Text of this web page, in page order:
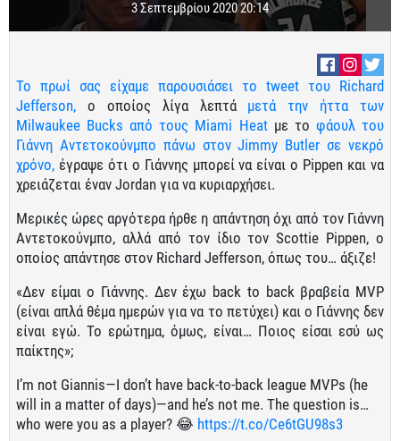
3 Σεπτεμβρίου 2020 20:14
Το πρωί σας είχαμε παρουσιάσει το tweet του Richard
Jefferson, ο οποίος λίγα λεπτά μετά την ήττα των
Milwaukee Bucks από τους Miami Heatμε το φάουλ του
Γιάννη Αντετοκούνμπο πάνω στον Jimmy Butler σε νεκρό
χρόνο, έγραψε ότι ο Γιάννης μπορεί να είναι ο Pippen και να
χρειάζεται έναν Jordan για να κυριαρχήσει.
Μερικές ώρες αργότερα ήρθε η απάντηση όχι από τον Γιάννη
Αντετοκούνμπο, αλλά από τον ίδιο τον Scottie Pippen, ο
οποίος απάντησε στον Richard Jefferson, όπως του… άξιζε!
«Δεν είμαι ο Γιάννης. Δεν έχω back to back βραβεία MVP
(είναι απλά θέμα ημερών για να το πετύχει) και ο Γιάννης δεν
είναι εγώ. Το ερώτημα, όμως, είναι… Ποιος είσαι εσύ ως
παίκτης»;
I’m not Giannis—I don’t have back-to-back league MVPs (he
will in a matter of days)—and he’s not me. The question is…
who were you as a player? 😂 https://t.co/Ce6tGU98s3